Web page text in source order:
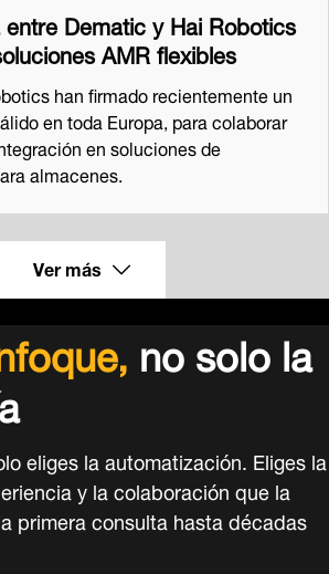
Dematic y Hai Robotics
AMR flexibles
han firmado recientemente un
en toda Europa, para colaborar
en soluciones de
almacenes.
Ver más
no solo la
eliges la automatización. Eliges la
y la colaboración que la
primera consulta hasta décadas